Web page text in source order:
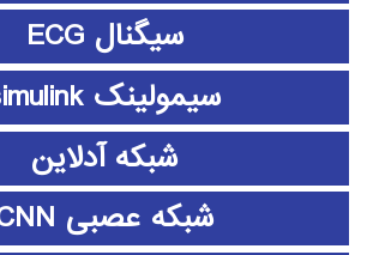
سیگنال ECG
سیمولینک simulink
شبکه آدلاین
شبکه عصبی CNN